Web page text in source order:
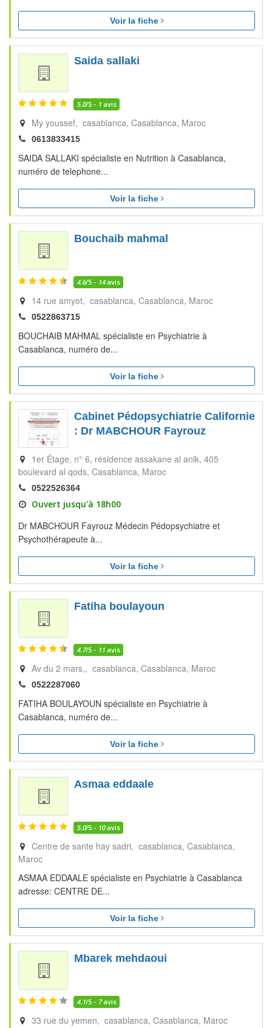
Voir la fiche
Saida sallaki
5.0/5 - 1 avis
My youssef, casablanca Casablanca Maroc
0613833415
SAIDA SALLAKI spécialiste en Nutrition à Casablanca,
numéro de telephone...
Voir la fiche
Bouchaib mahmal
4.6/5 - 14avis
14 rue amyot, casablanca Casablanca Maroc
0522863715
BOUCHAIB MAHMAL spécialiste en Psychiatrie à
Casablanca, numéro de...
Voir la fiche
Cabinet Pédopsychiatrie Californie
: Dr MABCHOUR Fayrouz
1er Étage, n° 6, résidence assakane al anik, 405
boulevard al qods Casablanca Maroc
0522526364
Ouvert jusqu'à 18h00
Dr MABCHOUR Fayrouz Médecin Pédopsychiatre et
Psychothérapeute à...
Voir la fiche
Fatiha boulayoun
4.7/5 - 11 avis
Av du 2 mars,, casablanca Casablanca Maroc
0522287060
FATIHA BOULAYOUN spécialiste en Psychiatrie à
Casablanca, numéro de...
Voir la fiche
Asmaa eddaale
5.0/5 - 10avis
Centre de sante hay sadri, casablanca Casablanca
Maroc
ASMAA EDDAALE spécialiste en Psychiatrie à Casablanca
adresse: CENTRE DE...
Voir la fiche
Mbarek mehdaoui
4.1/5 - 7avis
33 rue du yemen, casablanca Casablanca Maroc